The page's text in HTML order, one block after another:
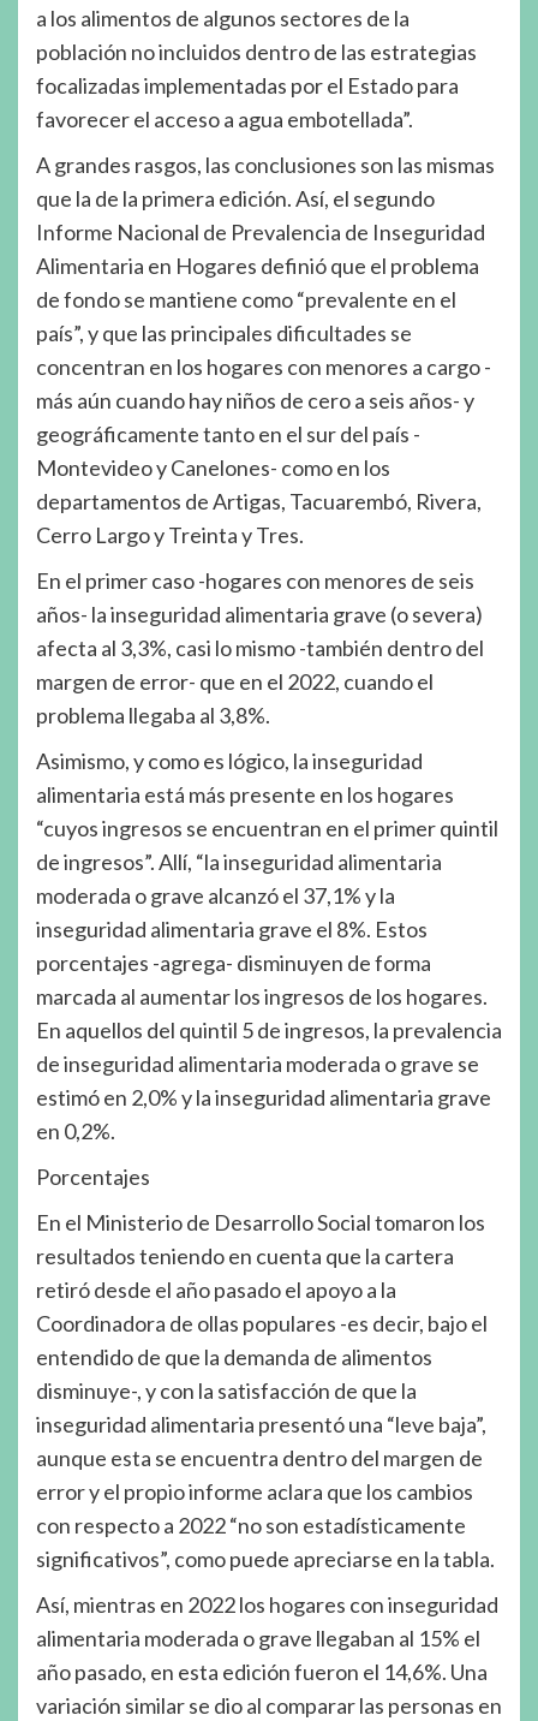
a los alimentos de algunos sectores de la
población no incluidos dentro de las estrategias
focalizadas implementadas por el Estado para
favorecer el acceso a agua embotellada”.
A grandes rasgos, las conclusiones son las mismas
que la de la primera edición. Así, el segundo
Informe Nacional de Prevalencia de Inseguridad
Alimentaria en Hogares definió que el problema
de fondo se mantiene como “prevalente en el
país”, y que las principales dificultades se
concentran en los hogares con menores a cargo -
más aún cuando hay niños de cero a seis años- y
geográficamente tanto en el sur del país -
Montevideo y Canelones- como en los
departamentos de Artigas, Tacuarembó, Rivera,
Cerro Largo y Treinta y Tres.
En el primer caso -hogares con menores de seis
años- la inseguridad alimentaria grave (o severa)
afecta al 3,3%, casi lo mismo -también dentro del
margen de error- que en el 2022, cuando el
problema llegaba al 3,8%.
Asimismo, y como es lógico, la inseguridad
alimentaria está más presente en los hogares
“cuyos ingresos se encuentran en el primer quintil
de ingresos”. Allí, “la inseguridad alimentaria
moderada o grave alcanzó el 37,1% y la
inseguridad alimentaria grave el 8%. Estos
porcentajes -agrega- disminuyen de forma
marcada al aumentar los ingresos de los hogares.
En aquellos del quintil 5 de ingresos, la prevalencia
de inseguridad alimentaria moderada o grave se
estimó en 2,0% y la inseguridad alimentaria grave
en 0,2%.
Porcentajes
En el Ministerio de Desarrollo Social tomaron los
resultados teniendo en cuenta que la cartera
retiró desde el año pasado el apoyo a la
Coordinadora de ollas populares -es decir, bajo el
entendido de que la demanda de alimentos
disminuye-, y con la satisfacción de que la
inseguridad alimentaria presentó una “leve baja”,
aunque esta se encuentra dentro del margen de
error y el propio informe aclara que los cambios
con respecto a 2022 “no son estadísticamente
significativos”, como puede apreciarse en la tabla.
Así, mientras en 2022 los hogares con inseguridad
alimentaria moderada o grave llegaban al 15% el
año pasado, en esta edición fueron el 14,6%. Una
variación similar se dio al comparar las personas en